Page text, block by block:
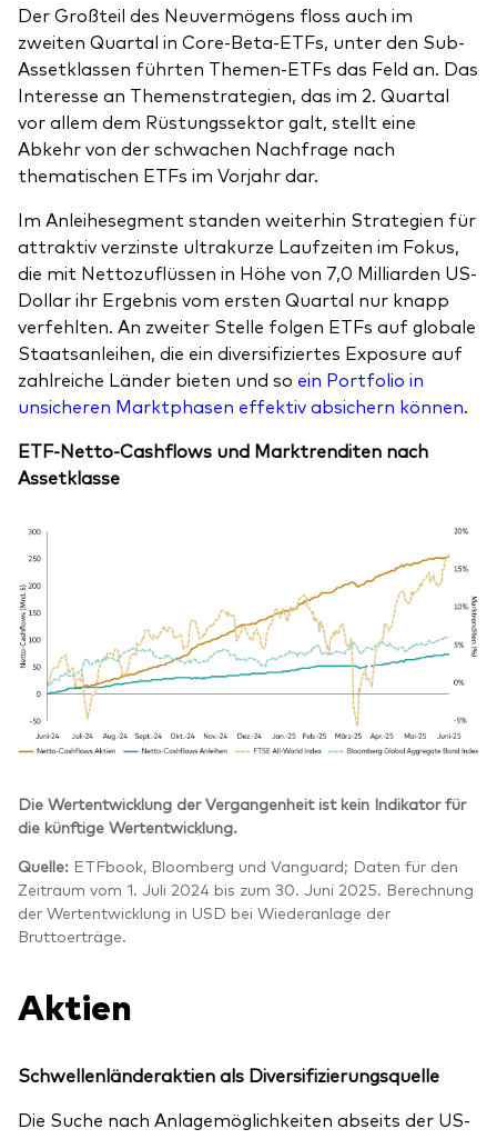
Der Großteil des Neuvermögens floss auch im
zweiten Quartal in Core-Beta-ETFs, unter den Sub-
Assetklassen führten Themen-ETFs das Feld an. Das
Interesse an Themenstrategien, das im 2. Quartal
vor allem dem Rüstungssektor galt, stellt eine
Abkehr von der schwachen Nachfrage nach
thematischen ETFs im Vorjahr dar.
Im Anleihesegment standen weiterhin Strategien für
attraktiv verzinste ultrakurze Laufzeiten im Fokus,
die mit Nettozuflüssen in Höhe von 7,0 Milliarden US-
Dollar ihr Ergebnis vom ersten Quartal nur knapp
verfehlten. An zweiter Stelle folgen ETFs auf globale
Staatsanleihen, die ein diversifiziertes Exposure auf
zahlreiche Länder bieten und so ein Portfolio in
unsicheren Marktphasen effektiv absichern können.
ETF-Netto-Cashflows und Marktrenditen nach
Assetklasse
Die Wertentwicklung der Vergangenheit ist kein Indikator für
die künftige Wertentwicklung.
Quelle: ETFbook, Bloomberg und Vanguard; Daten für den
Zeitraum vom 1. Juli 2024 bis zum 30. Juni 2025. Berechnung
der Wertentwicklung in USD bei Wiederanlage der
Bruttoerträge.
Aktien
Schwellenländeraktien als Diversifizierungsquelle
Die Suche nach Anlagemöglichkeiten abseits der US-